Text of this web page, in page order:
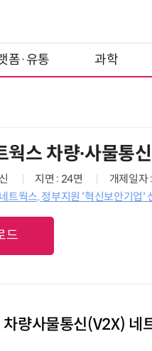
폼·유통 과학
웍스 차량∙사물통
지면 : 24면
개제일
트웍스, 정부지원 '혁신보안기업
드
량사물통신(V2X) 네